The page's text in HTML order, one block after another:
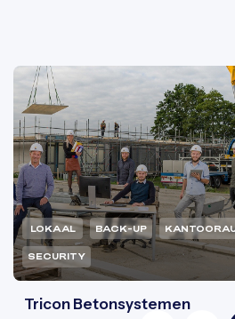
LOKAAL BACK-UP
SECURITY
Tricon Betonsystemen